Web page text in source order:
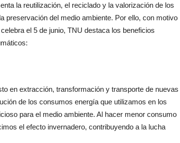
la reutilización, el reciclado y la valorización de los
preservación del medio ambiente. Por ello, con motivo
el 5 de junio, TNU destaca los beneficios
en extracción, transformación y transporte de nuevas
de los consumos energía que utilizamos en los
para el medio ambiente. Al hacer menor consumo
el efecto invernadero, contribuyendo a la lucha